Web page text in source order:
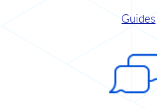
Guides